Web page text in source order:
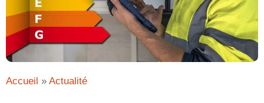
Accueil » Actualité